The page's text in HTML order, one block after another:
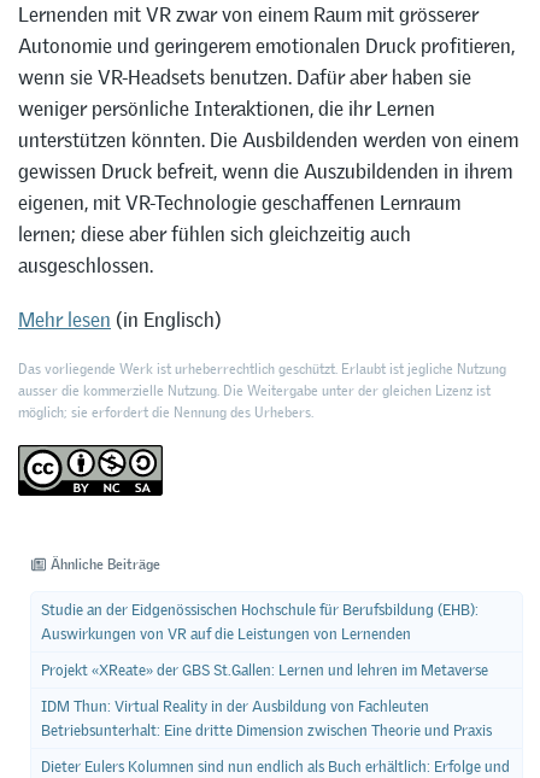
Lernenden mit VR zwar von einem Raum mit grösserer
Autonomie und geringerem emotionalen Druck profitieren,
wenn sie VR-Headsets benutzen. Dafür aber haben sie
weniger persönliche Interaktionen, die ihr Lernen
unterstützen könnten. Die Ausbildenden werden von einem
gewissen Druck befreit, wenn die Auszubildenden in ihrem
eigenen, mit VR-Technologie geschaffenen Lernraum
lernen; diese aber fühlen sich gleichzeitig auch
ausgeschlossen.
Mehr lesen (in Englisch)
Das vorliegende Werk ist urheberrechtlich geschützt. Erlaubt ist jegliche Nutzung
ausser die kommerzielle Nutzung. Die Weitergabe unter der gleichen Lizenz ist
möglich; sie erfordert die Nennung des Urhebers.
Ähnliche Beiträge
Studie an der Eidgenössischen Hochschule für Berufsbildung (EHB):
Auswirkungen von VR auf die Leistungen von Lernenden
Projekt «XReate» der GBS St.Gallen: Lernen und lehren im Metaverse
IDM Thun: Virtual Reality in der Ausbildung von Fachleuten
Betriebsunterhalt: Eine dritte Dimension zwischen Theorie und Praxis
Dieter Eulers Kolumnen sind nun endlich als Buch erhältlich: Erfolge und